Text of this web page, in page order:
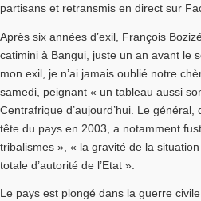
partisans et retransmis en direct sur
Après six années d’exil, François
catimini à Bangui, juste un an avant le
mon exil, je n’ai jamais oublié notre
samedi, peignant « un tableau aussi
Centrafrique d’aujourd’hui. Le
tête du pays en 2003, a notamment
tribalismes », « la gravité de la
totale d’autorité de l’Etat ».
Le pays est plongé dans la guerre